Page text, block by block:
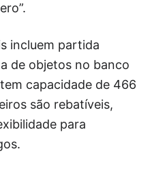
incluem partida
de objetos no banco
capacidade de 466
são rebatíveis,
para